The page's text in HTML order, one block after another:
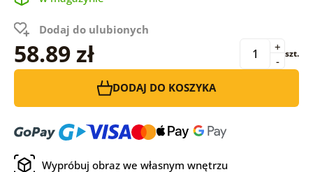
Dodaj do ulubionych
58.89 zł -
+ szt.
DODAJ DO KOSZYKA
Wypróbuj obraz we własnym wnętrzu